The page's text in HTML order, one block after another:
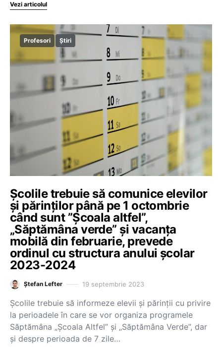
Vezi articolul
Profesori Știri
Școlile trebuie să comunice elevilor
și părinților până pe 1 octombrie
când sunt ”Școala altfel”,
„Săptămâna verde” și vacanța
mobilă din februarie, prevede
ordinul cu structura anului școlar
2023-2024
Ștefan Lefter 19 septembrie 2023
Școlile trebuie să informeze elevii și părinții cu privire
la perioadele în care se vor organiza programele
Săptămâna „Școala Altfel” și „Săptămâna Verde”, dar
și despre perioada de 7 zile…